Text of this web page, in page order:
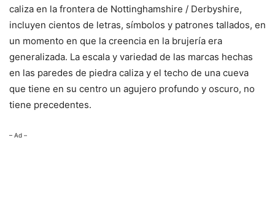
caliza en la frontera de Nottinghamshire / Derbyshire,
incluyen cientos de letras, símbolos y patrones tallados, en
un momento en que la creencia en la brujería era
generalizada. La escala y variedad de las marcas hechas
en las paredes de piedra caliza y el techo de una cueva
que tiene en su centro un agujero profundo y oscuro, no
tiene precedentes.
– Ad –